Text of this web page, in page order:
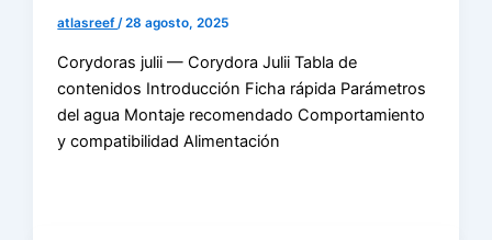
atlasreef/28 agosto, 2025
Corydoras julii — Corydora Julii Tabla de
contenidos Introducción Ficha rápida Parámetros
del agua Montaje recomendado Comportamiento
y compatibilidad Alimentación